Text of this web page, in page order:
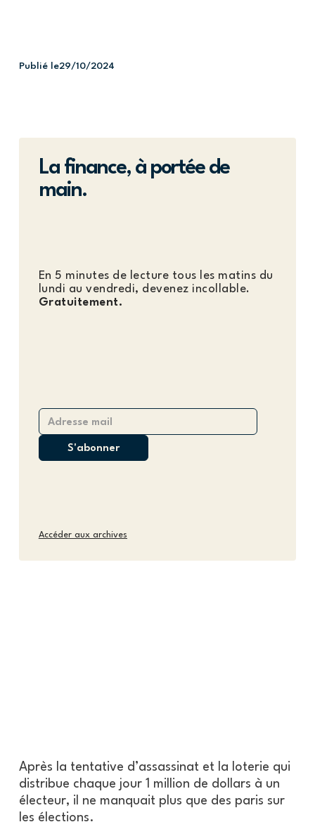
Publié le29/10/2024
La finance, à portée de
main.
En 5 minutes de lecture tous les matins du
lundi au vendredi, devenez incollable.
Gratuitement.
Accéder aux archives
Après la tentative d’assassinat et la loterie qui
distribue chaque jour 1 million de dollars à un
électeur, il ne manquait plus que des paris sur
les élections.